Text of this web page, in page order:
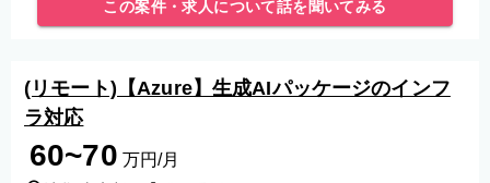
この案件・求人について話を聞いてみる
(リモート)【Azure】生成AIパッケージのインフ
ラ対応
60~70 万円/月